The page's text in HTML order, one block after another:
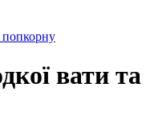
попкорну
вати та